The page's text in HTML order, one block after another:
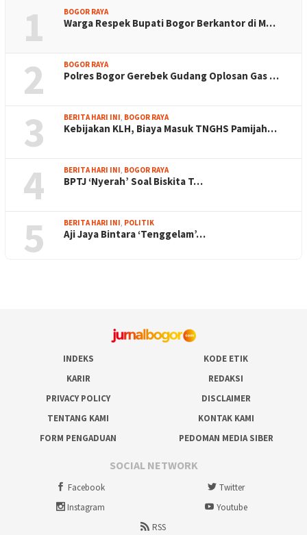
1 BOGOR RAYA
Warga Respek Bupati Bogor Berkantor di M…
2 BOGOR RAYA
Polres Bogor Gerebek Gudang Oplosan Gas …
3 BERITA HARI INI, BOGOR RAYA
Kebijakan KLH, Biaya Masuk TNGHS Pamijah…
4 BERITA HARI INI, BOGOR RAYA
BPTJ ‘Nyerah’ Soal Biskita T…
5 BERITA HARI INI, POLITIK
Aji Jaya Bintara ‘Tenggelam’…
INDEKS
KODE ETIK
KARIR
REDAKSI
PRIVACY POLICY
DISCLAIMER
TENTANG KAMI
KONTAK KAMI
FORM PENGADUAN
PEDOMAN MEDIA SIBER
SOCIAL NETWORK
Facebook
Twitter
Instagram
Youtube
RSS